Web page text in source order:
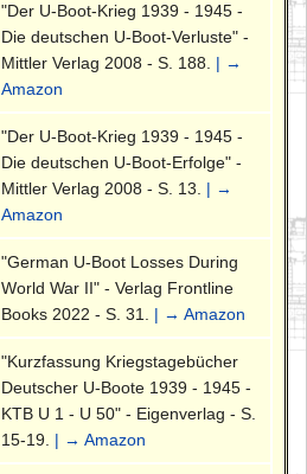
"Der U-Boot-Krieg 1939 - 1945 -
Die deutschen U-Boot-Verluste" -
Mittler Verlag 2008 - S. 188. | →
Amazon
"Der U-Boot-Krieg 1939 - 1945 -
Die deutschen U-Boot-Erfolge" -
Mittler Verlag 2008 - S. 13. | →
Amazon
"German U-Boot Losses During
World War II" - Verlag Frontline
Books 2022 - S. 31. | → Amazon
"Kurzfassung Kriegstagebücher
Deutscher U-Boote 1939 - 1945 -
KTB U 1 - U 50" - Eigenverlag - S.
15-19. | → Amazon